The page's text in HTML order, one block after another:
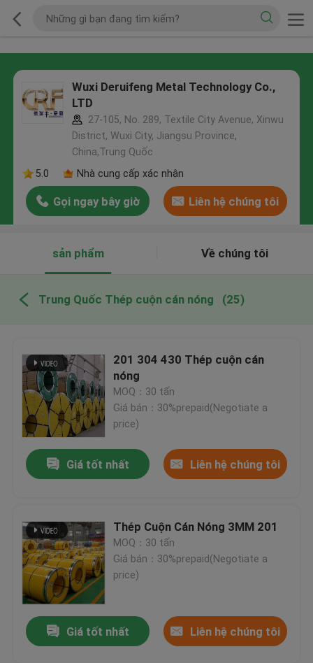
Wuxi Deruifeng Metal Technology Co.,
LTD
27-105, No. 289, Textile City Avenue, Xinwu
District, Wuxi City, Jiangsu Province,
China,Trung Quốc
5.0
Nhà cung cấp xác nhận
Gọi ngay bây giờ Liên hệ chúng tôi
sản phẩm Về chúng tôi
Trung Quốc Thép cuộn cán nóng (25)
201 304 430 Thép cuộn cán
nóng
MOQ：30 tấn
Giá bán：30%prepaid(Negotiate a
price)
Giá tốt nhất Liên hệ chúng tôi
Thép Cuộn Cán Nóng 3MM 201
MOQ：30 tấn
Giá bán：30%prepaid(Negotiate a
price)
Giá tốt nhất Liên hệ chúng tôi